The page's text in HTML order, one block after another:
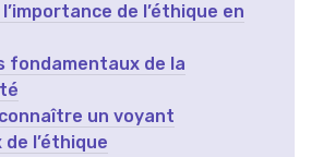
de l’éthique en
fondamentaux de la
un voyant
l’éthique